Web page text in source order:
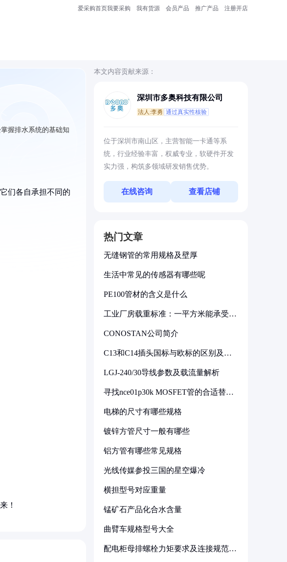
爱采购首页我要采购 我有货源 会员产品 推广产品 注册开店
握排水系统的基础知
们各自承担不同的
！
本文内容贡献来源：
深圳市多奥科技有限公司
法人:李勇 通过真实性核验
位于深圳市南山区，主营智能一卡通等系
统，行业经验丰富，权威专业，软硬件开发
实力强，构筑多领域研发销售优势。
在线咨询 查看店铺
热门文章
无缝钢管的常用规格及壁厚
生活中常见的传感器有哪些呢
PE100管材的含义是什么
工业厂房载重标准：一平方米能承受多
CONOSTAN公司简介
C13和C14插头国标与欧标的区别及其
LGJ-240/30导线参数及载流量解析
寻找nce01p30k MOSFET管的合适替代
电梯的尺寸有哪些规格
镀锌方管尺寸一般有哪些
铝方管有哪些常见规格
光线传媒参投三国的星空爆冷
横担型号对应重量
锰矿石产品化合水含量
曲臂车规格型号大全
配电柜母排螺栓力矩要求及连接规范详